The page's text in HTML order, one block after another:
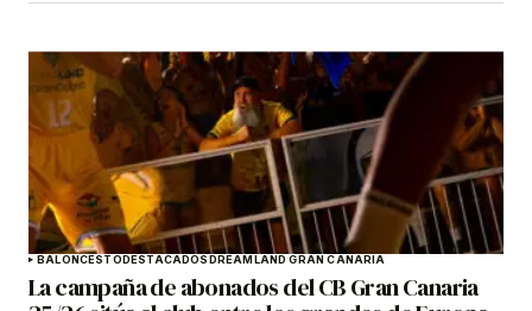
BALONCESTO DESTACADOS DREAMLAND GRAN CANARIA
La campaña de abonados del CB Gran Canaria